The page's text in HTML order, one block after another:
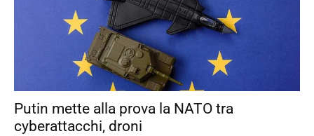
Putin mette alla prova la NATO tra
cyberattacchi, droni